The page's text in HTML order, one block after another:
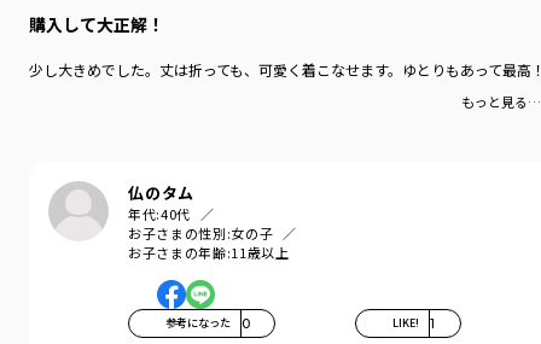
購入して大正解！
少し大きめでした。丈は折っても、可愛く着こなせます。ゆとりもあって最
もっと見る…
仏のタム
年代:40代
お子さまの性別:女の子
お子さまの年齢:11歳以上
参考になった 0 LIKE! 1
性別タイプ
GIRL
商品番号
／17-5132-006